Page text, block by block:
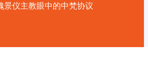
景仪主教眼中的中梵协议